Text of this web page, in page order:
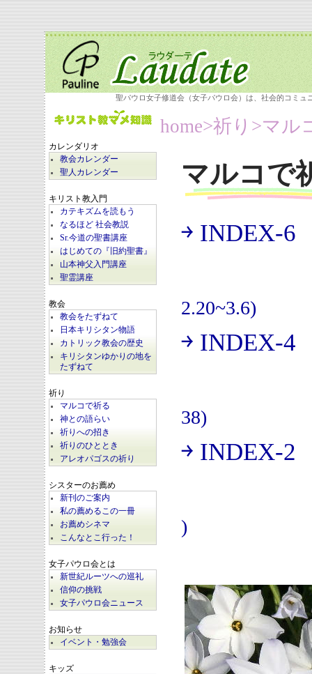
聖パウロ女子修道会（女子パウロ会）は、社会的コミ
カレンダリオ
教会カレンダー
聖人カレンダー
キリスト教入門
カテキズムを読もう
なるほど 社会教説
Sr.今道の聖書講座
はじめての『旧約聖書』
山本神父入門講座
聖霊講座
教会
教会をたずねて
日本キリシタン物語
カトリック教会の歴史
キリシタンゆかりの地を
たずねて
祈り
マルコで祈る
神との語らい
祈りへの招き
祈りのひととき
アレオパゴスの祈り
シスターのお薦め
新刊のご案内
私の薦めるこの一冊
お薦めシネマ
こんなとこ行った！
女子パウロ会とは
新世紀ルーツへの巡礼
信仰の挑戦
女子パウロ会ニュース
お知らせ
イベント・勉強会
キッズ
home>祈り>マル
マルコで
￫ INDEX-6
2.20~3.6)
￫ INDEX-4
38)
￫ INDEX-2
)